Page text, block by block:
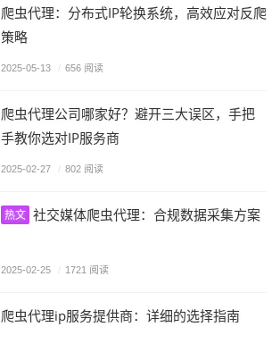
爬虫代理：分布式IP轮换系统，高效应对反爬
策略
2025-05-13 / 656 阅读
爬虫代理公司哪家好？避开三大误区，手把
手教你选对IP服务商
2025-02-27 / 802 阅读
热文 社交媒体爬虫代理：合规数据采集方案
2025-02-25 / 1721 阅读
爬虫代理ip服务提供商：详细的选择指南